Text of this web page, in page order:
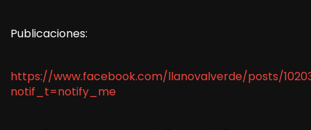
Publicaciones:
https://www.facebook.com/llanovalverde/posts/
notif_t=notify_me